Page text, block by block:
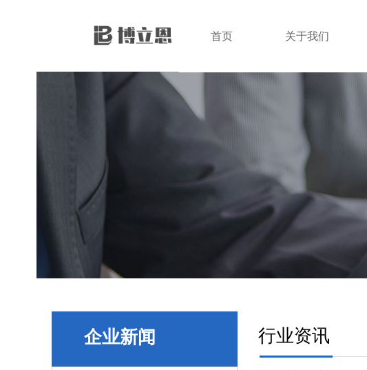
首页 关于我们
企业新闻 行业资讯